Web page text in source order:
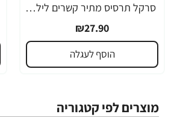
סרקל תרסיס מתיר קשרים לילדים 340 מ"ל - ד"ר פישר
₪27.90
הוסף לעגלה
מוצרים לפי קטגוריה